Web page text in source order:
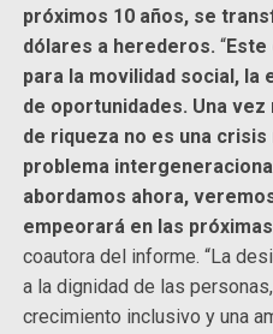
próximos 10 años, se
dólares a herederos. “Este
para la movilidad social, la
de oportunidades. Una vez
de riqueza no es una
problema
abordamos ahora,
empeorará en las
coautora del informe. “La
a la dignidad de las
crecimiento inclusivo y una